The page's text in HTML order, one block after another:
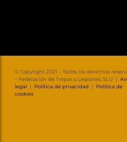
© Copyright 2021 – Todos los derechos
– Federación de Tropas y Legiones, SLU |
legal | Política de privacidad | Política de
cookies